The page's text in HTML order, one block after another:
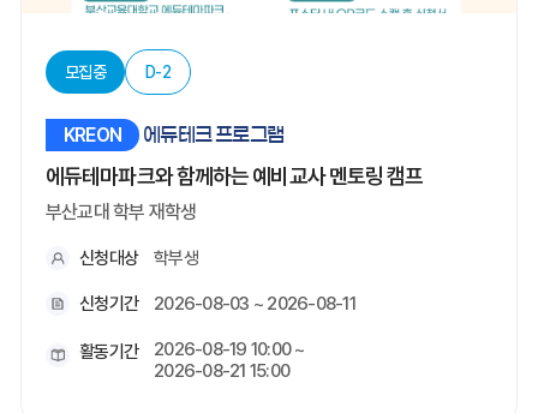
모집중 D-2
KREON 에듀테크 프로그램
에듀테마파크와 함께하는 예비교사 멘토링 캠프
부산교대 학부 재학생
신청대상 학부생
신청기간 2026-08-03 ~ 2026-08-11
활동기간
2026-08-19 10:00 ~
2026-08-21 15:00